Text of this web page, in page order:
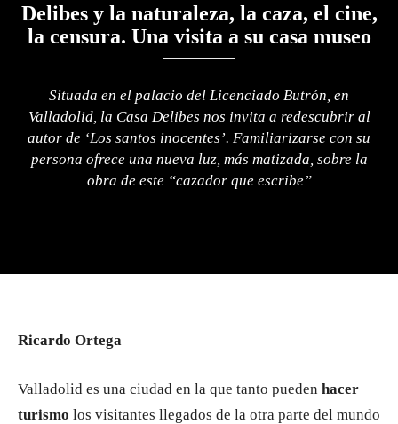
Delibes y la naturaleza, la caza, el cine,
la censura. Una visita a su casa museo
Situada en el palacio del Licenciado Butrón, en
Valladolid, la Casa Delibes nos invita a redescubrir al
autor de ‘Los santos inocentes’. Familiarizarse con su
persona ofrece una nueva luz, más matizada, sobre la
obra de este “cazador que escribe”
Ricardo Ortega
Valladolid es una ciudad en la que tanto pueden hacer
turismo los visitantes llegados de la otra parte del mundo